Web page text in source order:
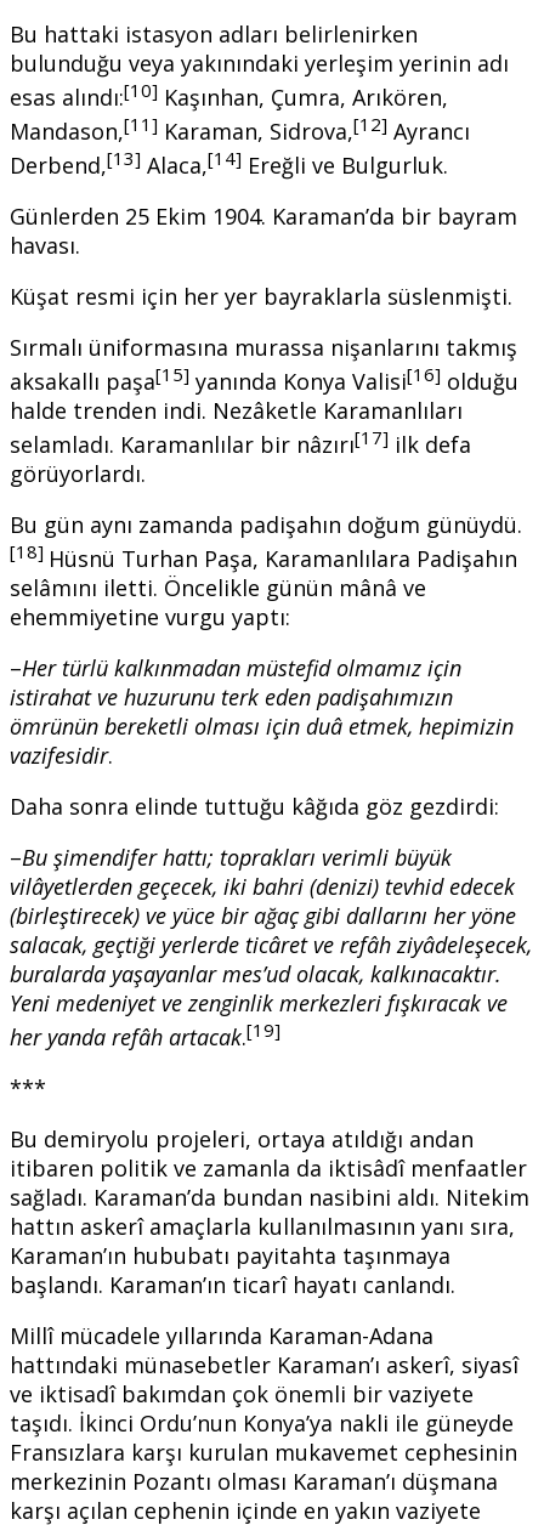
Bu hattaki istasyon adları belirlenirken
bulunduğu veya yakınındaki yerleşim yerinin adı
esas alındı:[10] Kaşınhan, Çumra, Arıkören,
Mandason,[11] Karaman, Sidrova,[12] Ayrancı
Derbend,[13] Alaca,[14] Ereğli ve Bulgurluk.
Günlerden 25 Ekim 1904. Karaman’da bir bayram
havası.
Küşat resmi için her yer bayraklarla süslenmişti.
Sırmalı üniformasına murassa nişanlarını takmış
aksakallı paşa[15] yanında Konya Valisi[16] olduğu
halde trenden indi. Nezâketle Karamanlıları
selamladı. Karamanlılar bir nâzırı[17] ilk defa
görüyorlardı.
Bu gün aynı zamanda padişahın doğum günüydü.
[18] Hüsnü Turhan Paşa, Karamanlılara Padişahın
selâmını iletti. Öncelikle günün mânâ ve
ehemmiyetine vurgu yaptı:
–Her türlü kalkınmadan müstefid olmamız için
istirahat ve huzurunu terk eden padişahımızın
ömrünün bereketli olması için duâ etmek, hepimizin
vazifesidir.
Daha sonra elinde tuttuğu kâğıda göz gezdirdi:
–Bu şimendifer hattı; toprakları verimli büyük
vilâyetlerden geçecek, iki bahri (denizi) tevhid edecek
(birleştirecek) ve yüce bir ağaç gibi dallarını her yöne
salacak, geçtiği yerlerde ticâret ve refâh ziyâdeleşecek,
buralarda yaşayanlar mes’ud olacak, kalkınacaktır.
Yeni medeniyet ve zenginlik merkezleri fışkıracak ve
her yanda refâh artacak.[19]
***
Bu demiryolu projeleri, ortaya atıldığı andan
itibaren politik ve zamanla da iktisâdî menfaatler
sağladı. Karaman’da bundan nasibini aldı. Nitekim
hattın askerî amaçlarla kullanılmasının yanı sıra,
Karaman’ın hububatı payitahta taşınmaya
başlandı. Karaman’ın ticarî hayatı canlandı.
Millî mücadele yıllarında Karaman-Adana
hattındaki münasebetler Karaman’ı askerî, siyasî
ve iktisadî bakımdan çok önemli bir vaziyete
taşıdı. İkinci Ordu’nun Konya’ya nakli ile güneyde
Fransızlara karşı kurulan mukavemet cephesinin
merkezinin Pozantı olması Karaman’ı düşmana
karşı açılan cephenin içinde en yakın vaziyete